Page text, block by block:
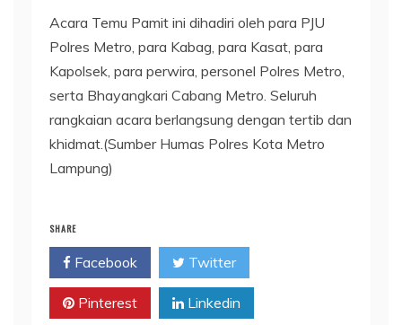
Acara Temu Pamit ini dihadiri oleh para PJU
Polres Metro, para Kabag, para Kasat, para
Kapolsek, para perwira, personel Polres Metro,
serta Bhayangkari Cabang Metro. Seluruh
rangkaian acara berlangsung dengan tertib dan
khidmat.(Sumber Humas Polres Kota Metro
Lampung)
SHARE
Facebook Twitter
Pinterest Linkedin